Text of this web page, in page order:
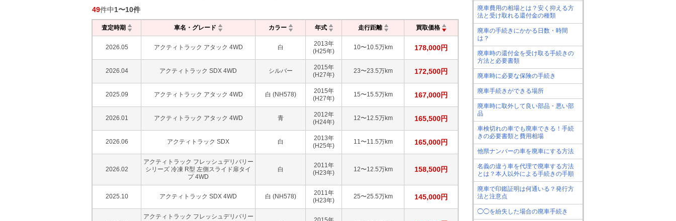
49件中1〜10件
査定時期 車名・グレード カラー 年式 走行距離 買取価格
2026.05 アクティトラック アタック 4WD 白 2013年
(H25年)
10〜10.5万km 178,000円
2026.04 アクティトラック SDX 4WD シルバー 2015年
(H27年)
23〜23.5万km 172,500円
2025.09 アクティトラック アタック 4WD 白 (NH578) 2015年
(H27年)
15〜15.5万km 167,000円
2026.01 アクティトラック アタック 4WD 青 2012年
(H24年)
12〜12.5万km 165,500円
2026.06 アクティトラック SDX 白 2013年
(H25年)
11〜11.5万km 165,000円
2026.02
アクティトラック フレッシュデリバリー
シリーズ 冷凍 R型 左側スライド扉タイ
プ 4WD
白
2011年
(H23年)
12〜12.5万km 158,500円
2025.10 アクティトラック SDX 4WD 白 (NH578) 2011年
(H23年)
25〜25.5万km 145,000円
アクティトラック フレッシュデリバリー
廃車費用の相場とは？安く抑える方
法と受け取れる還付金の種類
廃車の手続きにかかる日数・時間
は？
廃車時の還付金を受け取る手続きの
方法と必要書類
廃車時に必要な保険の手続き
廃車手続きができる場所
廃車時に取外して良い部品・悪い部
品
車検切れの車でも廃車できる！手続
きの必要書類と費用相場
他県ナンバーの車を廃車にする方法
名義の違う車を代理で廃車する方法
とは？本人以外による手続きの手順
廃車で印鑑証明は何通いる？発行方
法と注意点
◯◯を紛失した場合の廃車手続き